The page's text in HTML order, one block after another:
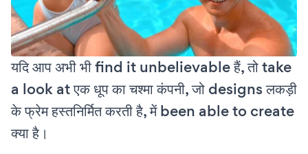
यदि आप अभी भी find it unbelievable हैं, तो take
a look at एक धूप का चश्मा कंपनी, जो designs लकड़ी
के फ्रेम हस्तनिर्मित करती है, में been able to create
क्या है।